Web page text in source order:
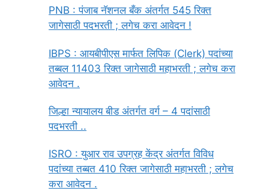
PNB : पंजाब नॅशनल बँक अंतर्गत 545 रिक्त
जागेसाठी पदभरती ; लगेच करा आवेदन !
IBPS : आयबीपीएस मार्फत लिपिक (Clerk) पदांच्या
तब्बल 11403 रिक्त जागेसाठी महाभरती ; लगेच करा
आवेदन .
जिल्हा न्यायालय बीड अंतर्गत वर्ग – 4 पदांसाठी
पदभरती ..
ISRO : युआर राव उपग्रह केंद्र अंतर्गत विविध
पदांच्या तब्बत 410 रिक्त जागेसाठी महाभरती ; लगेच
करा आवेदन .